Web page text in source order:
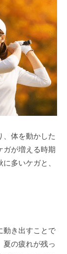
、体を動かした
ガが増える時期
多いケガと、
動き出すことで
夏の疲れが残っ